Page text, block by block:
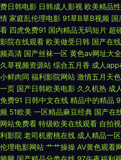
91国精产 豆花成人网站在线观看 日韩
九精品在线 人妻熟妇无码精品专区 91国
机精品 五月花AV电影 91免费在线观看网
91超碰在线播放 豆花网站官网入口 欧洲
线 97超碰网 最新影音先锋av网站 蜜臀
成人午夜福利在线 欧美操穴网 一本道欧
欧美福利姬在线观看 91国产福利小视频
费日韩电影 日韩成人影视 欧美精品
情 家庭乱伦理电影 91草B草B视频 国
看 四虎免费91 国内精品无码短片 超
影院在线观看 欧美做受日韩 国产在
频高清 国产丝袜一区 黄色av网址大全
久草视频资源站 综合五月香 成人app
小鲜肉同 福利影院网站 激情五月天
一页 国产日韩欧美电影 久久机热 成
免费91 日韩中文在线 精品中的精品
频 51欧美 一区精品麻豆经典 国产在
网站免费看 特级欧美在线观看 自拍
利影院 老司机蜜桃在线 成人精品一
伦理电影网站 艹艹操操 AV黄色观看